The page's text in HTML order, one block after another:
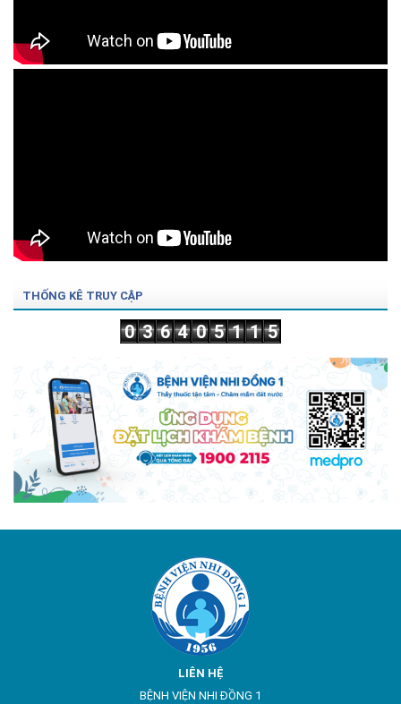
THỐNG KÊ TRUY CẬP
0 3 6 4 0 5 1 1 5
LIÊN HỆ
BỆNH VIỆN NHI ĐỒNG 1